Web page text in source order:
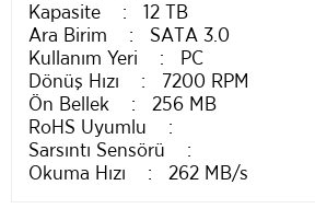
Kapasite : 12 TB
Ara Birim : SATA 3.0
Kullanım Yeri : PC
Dönüş Hızı : 7200 RPM
Ön Bellek : 256 MB
RoHS Uyumlu :
Sarsıntı Sensörü :
Okuma Hızı : 262 MB/s